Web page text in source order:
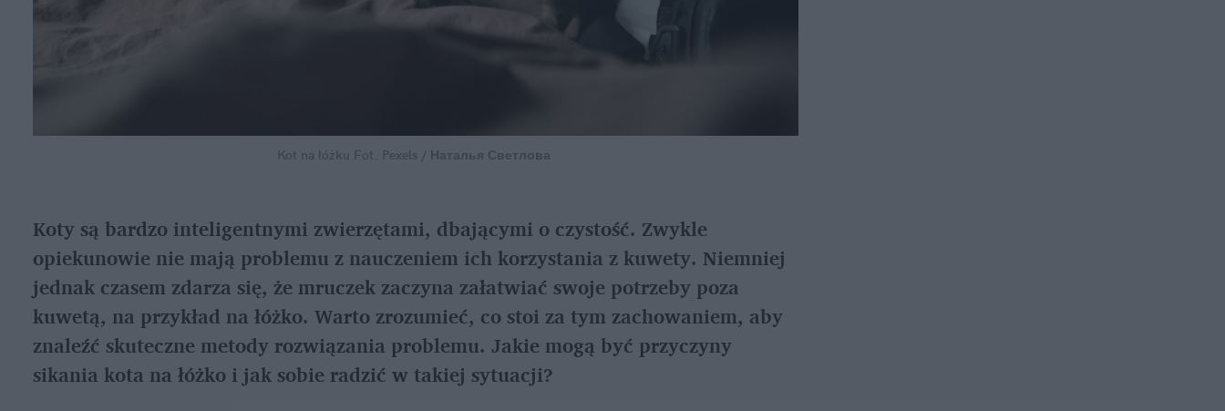
Kot na łóżku Fot. Pexels / Наталья Светлова
Koty są bardzo inteligentnymi zwierzętami, dbającymi o czystość. Zwykle
opiekunowie nie mają problemu z nauczeniem ich korzystania z kuwety. Niemniej
jednak czasem zdarza się, że mruczek zaczyna załatwiać swoje potrzeby poza
kuwetą, na przykład na łóżko. Warto zrozumieć, co stoi za tym zachowaniem, aby
znaleźć skuteczne metody rozwiązania problemu. Jakie mogą być przyczyny
sikania kota na łóżko i jak sobie radzić w takiej sytuacji?